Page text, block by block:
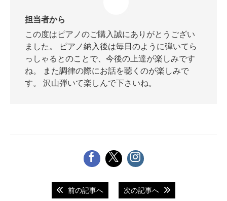
担当者から
この度はピアノのご購入誠にありがとうござい
ました。 ピアノ納入後は毎日のように弾いてら
っしゃるとのことで、今後の上達が楽しみです
ね。 また調律の際にお話を聴くのが楽しみで
す。 沢山弾いて楽しんで下さいね。
前の記事へ 次の記事へ